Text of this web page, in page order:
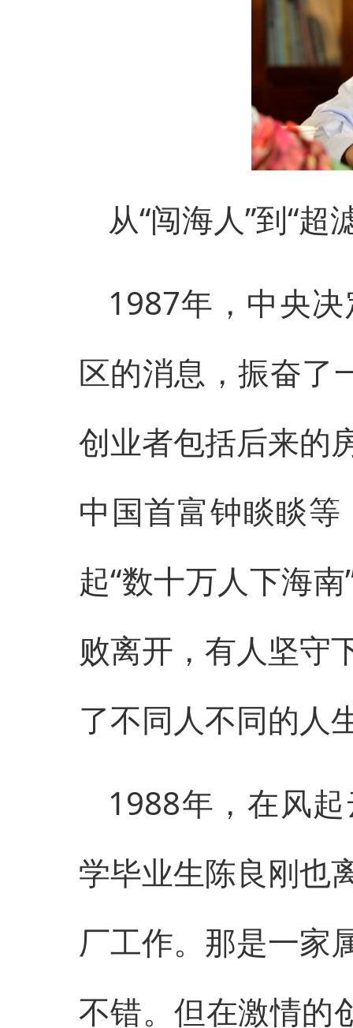
从“闯海人”到“超
1987年，中央
区的消息，振奋了
创业者包括后来的
中国首富钟睒睒
起“数十万人下海
败离开，有人坚守
了不同人不同的人
1988年，在风
学毕业生陈良刚也
厂工作。那是一家
不错。但在激情的